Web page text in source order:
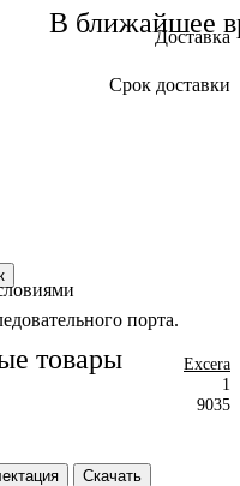
товары
В ближайшее
Доставка
Cрок доставки
порта.
Excera
1
9035
Скачать